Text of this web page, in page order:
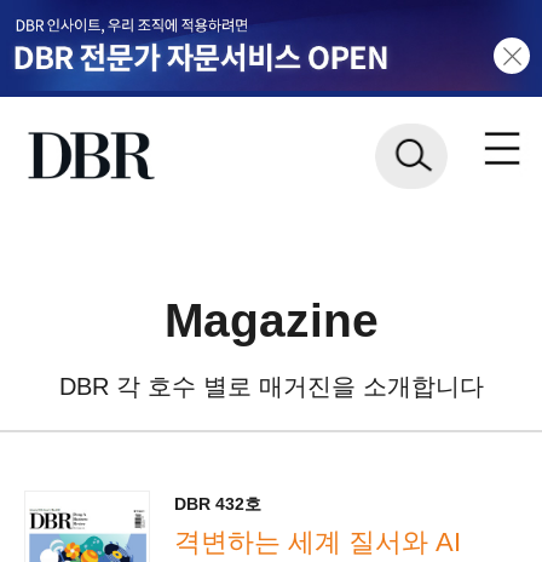
Magazine
DBR 각 호수 별로 매거진을 소개합니다
DBR 432호
격변하는 세계 질서와 AI